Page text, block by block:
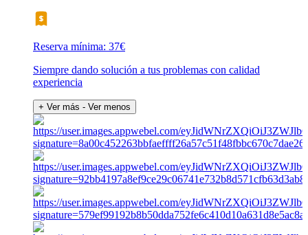
Reserva mínima: 37€
Siempre dando solución a tus problemas con calidad
experiencia
+ Ver más - Ver menos